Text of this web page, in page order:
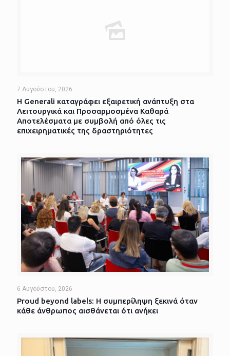
7 Αυγούστου, 2026
Η Generali καταγράφει εξαιρετική ανάπτυξη στα
Λειτουργικά και Προσαρμοσμένα Καθαρά
Αποτελέσματα με συμβολή από όλες τις
επιχειρηματικές της δραστηριότητες
6 Αυγούστου, 2026
Proud beyond labels: Η συμπερίληψη ξεκινά όταν
κάθε άνθρωπος αισθάνεται ότι ανήκει